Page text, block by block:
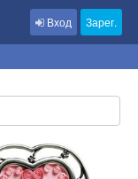
Вход Зарег.